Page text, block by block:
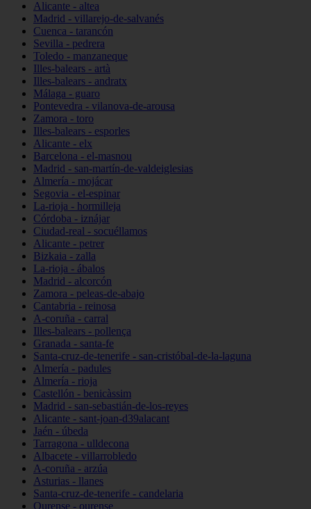
Alicante - altea
Madrid - villarejo-de-salvanés
Cuenca - tarancón
Sevilla - pedrera
Toledo - manzaneque
Illes-balears - artà
Illes-balears - andratx
Málaga - guaro
Pontevedra - vilanova-de-arousa
Zamora - toro
Illes-balears - esporles
Alicante - elx
Barcelona - el-masnou
Madrid - san-martín-de-valdeiglesias
Almería - mojácar
Segovia - el-espinar
La-rioja - hormilleja
Córdoba - iznájar
Ciudad-real - socuéllamos
Alicante - petrer
Bizkaia - zalla
La-rioja - ábalos
Madrid - alcorcón
Zamora - peleas-de-abajo
Cantabria - reinosa
A-coruña - carral
Illes-balears - pollença
Granada - santa-fe
Santa-cruz-de-tenerife - san-cristóbal-de-la-laguna
Almería - padules
Almería - rioja
Castellón - benicàssim
Madrid - san-sebastián-de-los-reyes
Alicante - sant-joan-d39alacant
Jaén - úbeda
Tarragona - ulldecona
Albacete - villarrobledo
A-coruña - arzúa
Asturias - llanes
Santa-cruz-de-tenerife - candelaria
Ourense - ourense